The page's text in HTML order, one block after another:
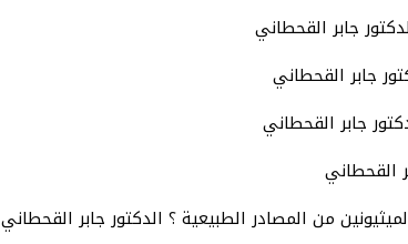
جابر القحطاني
جابر القحطاني
جابر القحطاني
القحطاني
من المصادر الطبيعية ؟ الدكتور جابر القحطاني